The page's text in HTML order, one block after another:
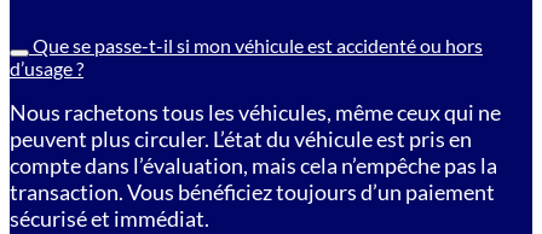
Que se passe-t-il si mon véhicule est accidenté ou hors
d’usage ?
Nous rachetons tous les véhicules, même ceux qui ne
peuvent plus circuler. L’état du véhicule est pris en
compte dans l’évaluation, mais cela n’empêche pas la
transaction. Vous bénéficiez toujours d’un paiement
sécurisé et immédiat.